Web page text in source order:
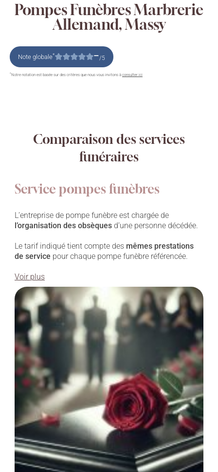
Pompes Funèbres Marbrerie
Allemand, Massy
Note globale* –/5
*Notre notation est basée sur des critères que nous vous invitons à consulter ici
Comparaison des services
funéraires
Service pompes funèbres
L’entreprise de pompe funèbre est chargée de
l’organisation des obsèques d’une personne décédée.
Le tarif indiqué tient compte des mêmes prestations
de service pour chaque pompe funèbre référencée.
Voir plus